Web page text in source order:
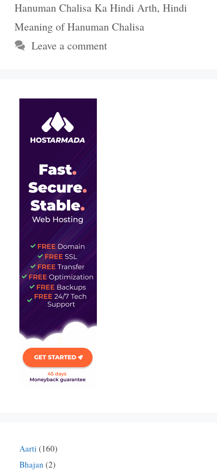
Hanuman Chalisa Ka Hindi Arth, Hindi
Meaning of Hanuman Chalisa
Leave a comment
Aarti (160)
Bhajan (2)